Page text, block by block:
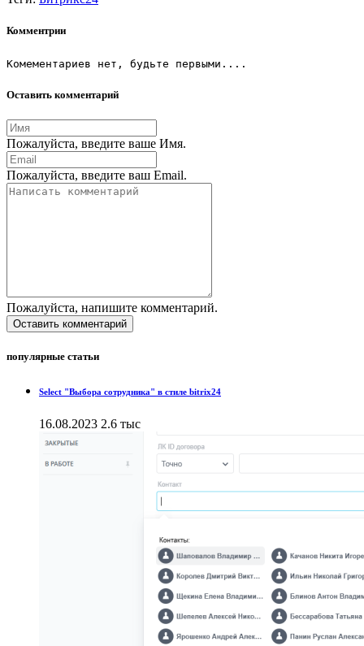
Комментрии
Комементариев нет, будьте первыми....
Оставить комментарий
Пожалуйста, введите ваше Имя.
Пожалуйста, введите ваш Email.
Пожалуйста, напишите комментарий.
Оставить комментарий
популярные статьи
Select "Выбора сотрудника" в стиле bitrix24
16.08.2023 2.6 тыс